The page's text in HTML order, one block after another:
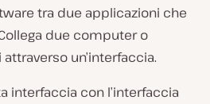
tra due applicazioni che
due computer o
un’interfaccia.
interfaccia con l’interfaccia